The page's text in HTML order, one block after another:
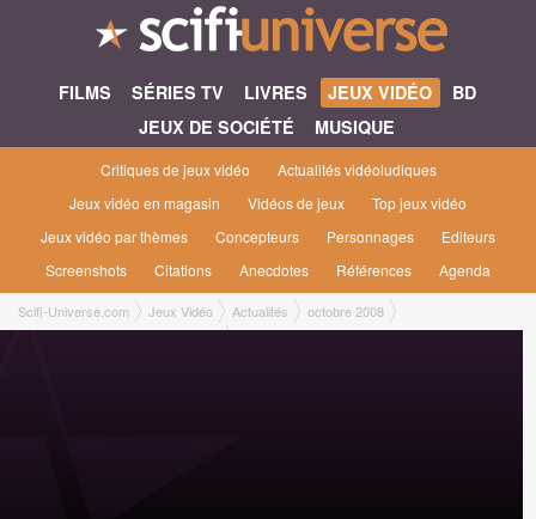
FILMS SÉRIES TV LIVRES JEUX VIDÉO
BD
JEUX DE SOCIÉTÉ
MUSIQUE
Critiques de jeux vidéo
Actualités vidéoludiques
Jeux vidéo en magasin
Vidéos de jeux
Top jeux vidéo
Jeux vidéo par thèmes
Concepteurs Personnages
Editeurs
Screenshots
Citations Anecdotes Références Agenda
Scifi-Universe.com Jeux Vidéo Actualités
octobre 2008
TGS|08 : Star Ocean 4 en français